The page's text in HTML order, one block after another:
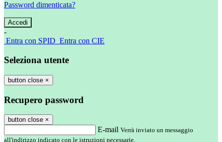
Password dimenticata?
-
Entra con SPID Entra con CIE
Seleziona utente
button close ×
Recupero password
button close ×
E-mail Verrà inviato un messaggio
all'indirizzo indicato con le istruzioni necessarie.